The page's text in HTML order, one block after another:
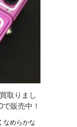
取りまし
販売中！
なめらかな